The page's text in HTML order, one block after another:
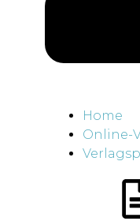
Home
Online-